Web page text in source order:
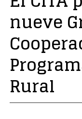
nueve
Rural